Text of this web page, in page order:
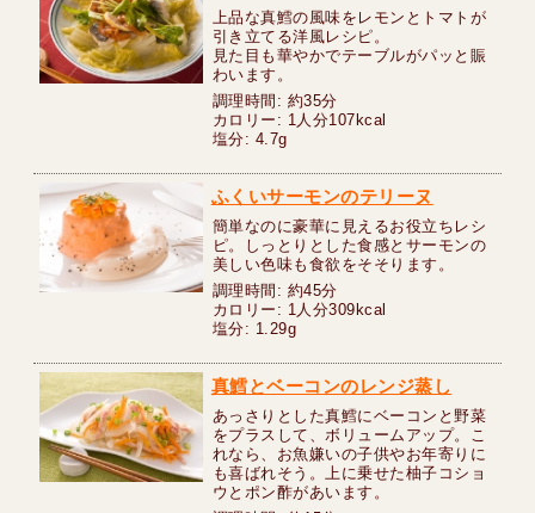
上品な真鱈の風味をレモンとトマトが
引き立てる洋風レシピ。
見た目も華やかでテーブルがパッと賑
わいます。
調理時間: 約35分
カロリー: 1人分107kcal
塩分: 4.7g
ふくいサーモンのテリーヌ
簡単なのに豪華に見えるお役立ちレシ
ピ。しっとりとした食感とサーモンの
美しい色味も食欲をそそります。
調理時間: 約45分
カロリー: 1人分309kcal
塩分: 1.29g
真鱈とベーコンのレンジ蒸し
あっさりとした真鱈にベーコンと野菜
をプラスして、ボリュームアップ。こ
れなら、お魚嫌いの子供やお年寄りに
も喜ばれそう。上に乗せた柚子コショ
ウとポン酢があいます。